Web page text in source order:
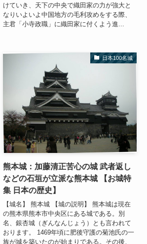
けていき、天下の中央で織田家の力が強大と
なりいよいよ中国地方の毛利攻めをする際、
主君「小寺政職」に織田家に付くよう進...
日本100名城
熊本城：加藤清正苦心の城 武者返し
などの石垣が立派な熊本城 【お城特
集 日本の歴史】
【城名】 熊本城 【城の説明】 熊本城は現在
の熊本県熊本市中央区にある城である。別
名、銀杏城（ぎんなんじょう）とも言われて
おります。 1469年頃に肥後守護の菊池氏の一
族が城を築いたのが始まりである。その後、